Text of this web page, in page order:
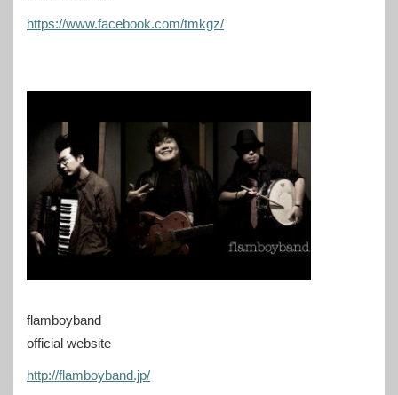
https://www.facebook.com/tmkgz/
flamboyband
official website
http://flamboyband.jp/